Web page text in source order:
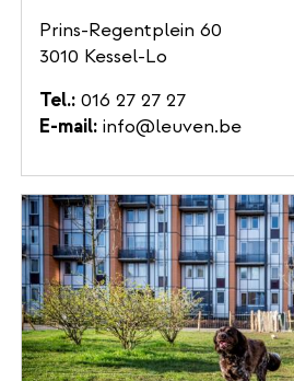
Prins-Regentplein 60
3010 Kessel-Lo
Tel. 016 27 27 27
E-mail info@leuven.be